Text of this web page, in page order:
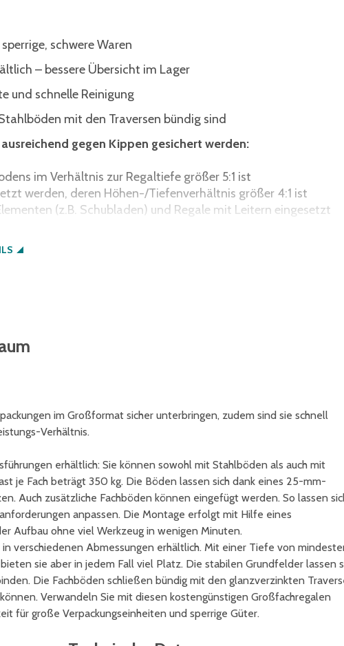
schwere Waren
– bessere Übersicht im Lager
und schnelle Reinigung
mit den Traversen bündig sind
gegen Kippen gesichert werden:
im Verhältnis zur Regaltiefe größer 5:1 ist
werden, deren Höhen-/Tiefenverhältnis größer 4:1 ist
(z.B. Schubladen) und Regale mit Leitern eingesetzt
im Großformat sicher unterbringen, zudem sind sie schnell
Verhältnis.
erhältlich: Sie können sowohl mit Stahlböden als auch mit
je Fach beträgt 350 kg. Die Böden lassen sich dank eines 25-mm-
Auch zusätzliche Fachböden können eingefügt werden. So lassen
anpassen. Die Montage erfolgt mit Hilfe eines
Aufbau ohne viel Werkzeug in wenigen Minuten.
verschiedenen Abmessungen erhältlich. Mit einer Tiefe von
sie aber in jedem Fall viel Platz. Die stabilen Grundfelder lassen
Die Fachböden schließen bündig mit den glanzverzinkten
Verwandeln Sie mit diesen kostengünstigen Großfachregalen
für große Verpackungseinheiten und sperrige Güter.